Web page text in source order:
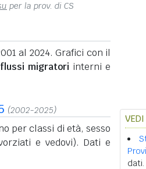
per la prov. di CS
al 2024. Grafici con il
flussi migratori interni e
(2002-2025)
per classi di età, sesso
e vedovi). Dati e
VEDI
dati.